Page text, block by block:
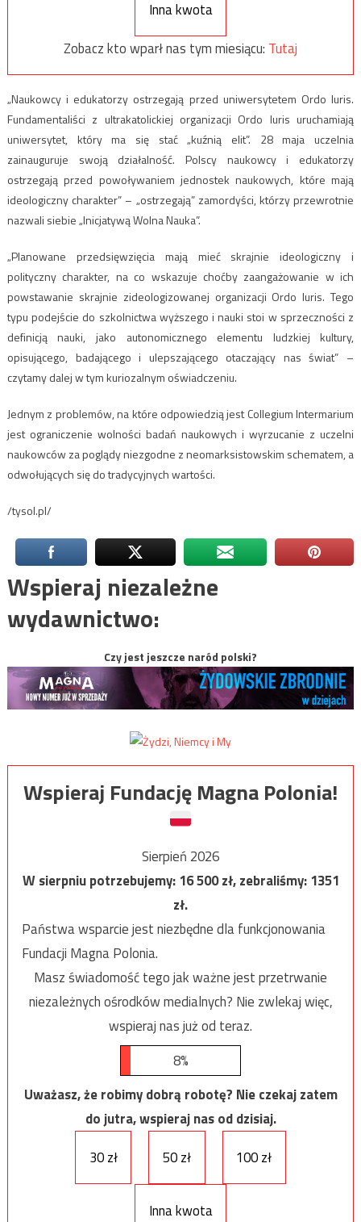
Inna kwota
Zobacz kto wparł nas tym miesiącu: Tutaj
„Naukowcy i edukatorzy ostrzegają przed uniwersytetem Ordo Iuris.
Fundamentaliści z ultrakatolickiej organizacji Ordo Iuris uruchamiają
uniwersytet, który ma się stać „kuźnią elit”. 28 maja uczelnia
zainauguruje swoją działalność. Polscy naukowcy i edukatorzy
ostrzegają przed powoływaniem jednostek naukowych, które mają
ideologiczny charakter” – „ostrzegają” zamordyści, którzy przewrotnie
nazwali siebie „Inicjatywą Wolna Nauka”.
„Planowane przedsięwzięcia mają mieć skrajnie ideologiczny i
polityczny charakter, na co wskazuje choćby zaangażowanie w ich
powstawanie skrajnie zideologizowanej organizacji Ordo Iuris. Tego
typu podejście do szkolnictwa wyższego i nauki stoi w sprzeczności z
definicją nauki, jako autonomicznego elementu ludzkiej kultury,
opisującego, badającego i ulepszającego otaczający nas świat” –
czytamy dalej w tym kuriozalnym oświadczeniu.
Jednym z problemów, na które odpowiedzią jest Collegium Intermarium
jest ograniczenie wolności badań naukowych i wyrzucanie z uczelni
naukowców za poglądy niezgodne z neomarksistowskim schematem, a
odwołujących się do tradycyjnych wartości.
/tysol.pl/
Wspieraj niezależne
wydawnictwo:
Czy jest jeszcze naród polski?
Wspieraj Fundację Magna Polonia!
Sierpień 2026
W sierpniu potrzebujemy:16 500zł, zebraliśmy:1351
zł.
Państwa wsparcie jest niezbędne dla funkcjonowania
Fundacji Magna Polonia.
Masz świadomość tego jak ważne jest przetrwanie
niezależnych ośrodków medialnych? Nie zwlekaj więc,
wspieraj nas już od teraz.
8%
Uważasz, że robimy dobrą robotę? Nie czekaj zatem
do jutra, wspieraj nas od dzisiaj.
30 zł
50 zł 100 zł
Inna kwota